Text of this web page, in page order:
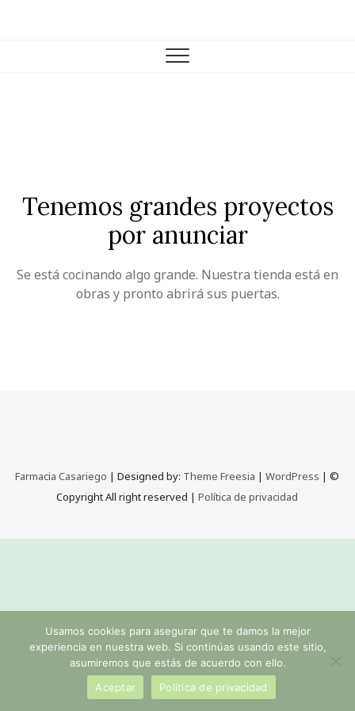
Farmacia Casariego
Tenemos grandes proyectos
por anunciar
Se está cocinando algo grande. Nuestra tienda está en
obras y pronto abrirá sus puertas.
Farmacia Casariego | Designed by: Theme Freesia |WordPress | ©
Copyright All right reserved |Política de privacidad
Usamos cookies para asegurar que te damos la mejor
experiencia en nuestra web. Si continúas usando este sitio,
asumiremos que estás de acuerdo con ello.
Aceptar
Política de privacidad